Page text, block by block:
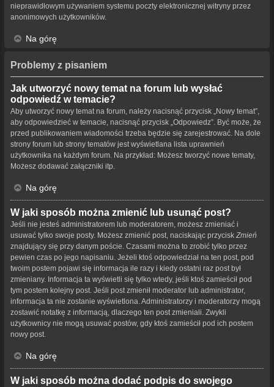
nieprawidłowym używaniem systemu poczty elektronicznej witryny przez
anonimowych użytkowników.
Na górę
Problemy z pisaniem
Jak utworzyć nowy temat na forum lub wysłać
odpowiedź w temacie?
Aby utworzyć nowy temat na forum, należy nacisnąć przycisk „Nowy temat”,
aby odpowiedzieć w temacie, nacisnąć przycisk „Odpowiedz”. Być może, że
przed publikowaniem wiadomości trzeba będzie się zarejestrować. Na dole
strony forum lub strony tematów jest wyświetlana lista uprawnień
użytkownika na każdym forum. Na przykład: Możesz tworzyć nowe tematy,
Możesz dodawać załączniki itp.
Na górę
W jaki sposób można zmienić lub usunąć post?
Jeśli nie jesteś administratorem lub moderatorem, możesz zmieniać i
usuwać tylko swoje posty. Możesz zmienić post, naciskając przycisk Zmień
znajdujący się przy danym poście. Czasami można to zrobić tylko przez
pewien czas po jego napisaniu. Jeżeli ktoś odpowiedział na ten post, pod
twoim postem pojawi się informacja ile razy i kiedy ostatni raz post był
zmieniany. Informacja ta wyświetli się tylko wtedy, jeśli ktoś zamieścił pod
tym postem kolejny post. Jeśli post zmienił moderator lub administrator,
informacja ta nie zostanie wyświetlona. Administratorzy i moderatorzy mogą
zostawić notatkę z informacją, dlaczego ten post zmieniali. Zwykli
użytkownicy nie mogą usuwać postów, gdy ktoś zamieścił pod ich postem
nowy post.
Na górę
W jaki sposób można dodać podpis do swojego